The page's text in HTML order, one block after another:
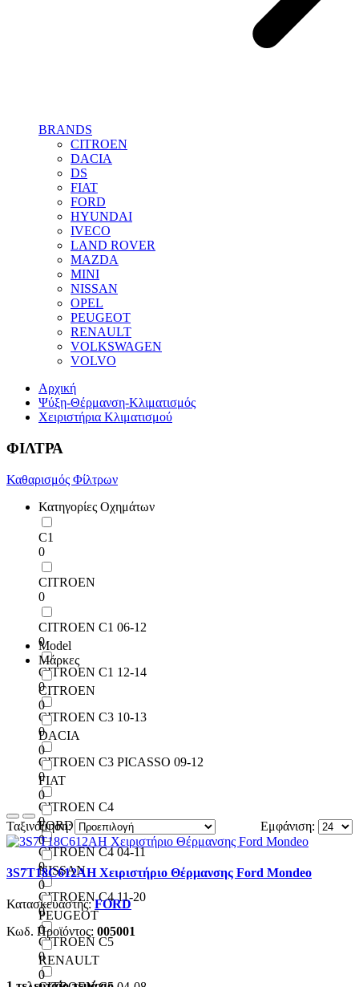
BRANDS
CITROEN
DACIA
DS
FIAT
FORD
HYUNDAI
IVECO
LAND ROVER
MAZDA
MINI
NISSAN
OPEL
PEUGEOT
RENAULT
VOLKSWAGEN
VOLVO
Αρχική
Ψύξη-Θέρμανση-Κλιματισμός
Χειριστήρια Κλιματισμού
ΦΙΛΤΡΑ
Καθαρισμός Φίλτρων
Κατηγορίες Οχημάτων
C1
0
CITROEN
0
CITROEN C1 06-12
0
CITROEN C1 12-14
0
CITROEN C3 10-13
0
CITROEN C3 PICASSO 09-12
0
CITROEN C4
0
CITROEN C4 04-11
0
CITROEN C4 11-20
0
CITROEN C5
0
Model
Μάρκες
CITROEN
0
DACIA
0
FIAT
0
FORD
0
NISSAN
0
PEUGEOT
0
RENAULT
0
Εμφάνιση:
Ταξινόμηση:
3S7T18C612AH Χειριστήριο Θέρμανσης Ford Mondeo
Κατασκευαστής:FORD
Κωδ. Προϊόντος: 005001